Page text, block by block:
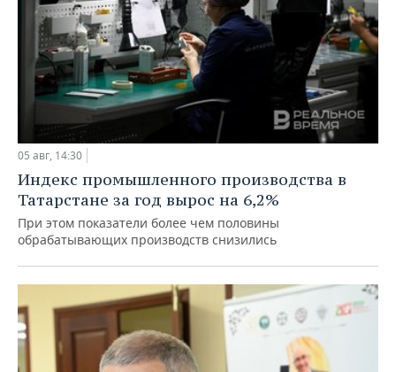
05 авг, 14:30
Индекс промышленного производства в
Татарстане за год вырос на 6,2%
При этом показатели более чем половины
обрабатывающих производств снизились